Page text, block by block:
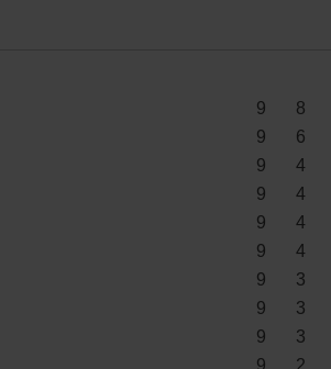
9 8
9 6
9 4
9 4
9 4
9 4
9 3
9 3
9 3